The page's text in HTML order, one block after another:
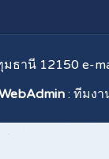
มธานี 12150 e-
: ทีมง